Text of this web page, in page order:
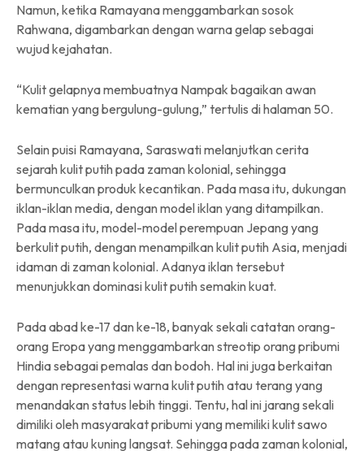
Namun, ketika Ramayana menggambarkan sosok
Rahwana, digambarkan dengan warna gelap sebagai
wujud kejahatan.
“Kulit gelapnya membuatnya Nampak bagaikan awan
kematian yang bergulung-gulung,” tertulis di halaman 50.
Selain puisi Ramayana, Saraswati melanjutkan cerita
sejarah kulit putih pada zaman kolonial, sehingga
bermunculkan produk kecantikan. Pada masa itu, dukungan
iklan-iklan media, dengan model iklan yang ditampilkan.
Pada masa itu, model-model perempuan Jepang yang
berkulit putih, dengan menampilkan kulit putih Asia, menjadi
idaman di zaman kolonial. Adanya iklan tersebut
menunjukkan dominasi kulit putih semakin kuat.
Pada abad ke-17 dan ke-18, banyak sekali catatan orang-
orang Eropa yang menggambarkan streotip orang pribumi
Hindia sebagai pemalas dan bodoh. Hal ini juga berkaitan
dengan representasi warna kulit putih atau terang yang
menandakan status lebih tinggi. Tentu, hal ini jarang sekali
dimiliki oleh masyarakat pribumi yang memiliki kulit sawo
matang atau kuning langsat. Sehingga pada zaman kolonial,